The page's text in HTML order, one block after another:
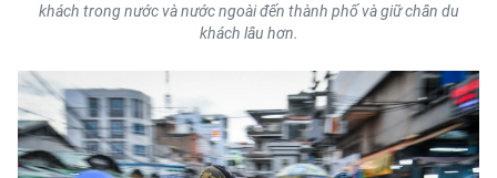
khách trong nước và nước ngoài đến thành phố và giữ chân du
khách lâu hơn.